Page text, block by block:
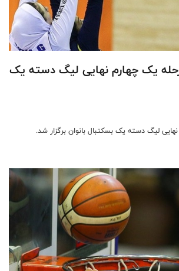
یک چهارم نهایی لیگ دسته یک
لیگ دسته یک بسکتبال بانوان برگزار شد.